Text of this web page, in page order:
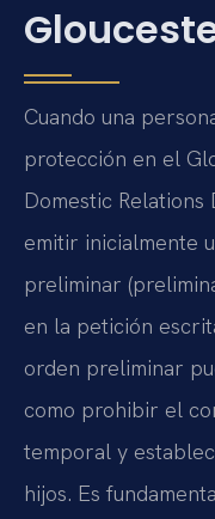
Cuando una
protección en el
Domestic
emitir inicialmente
preliminar
en la petición
orden preliminar
como prohibir el
temporal y
hijos. Es